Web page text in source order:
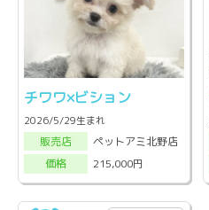
チワワ×ビション
2026/5/29生まれ
販売店
ペットアミ北野店
価格
215,000円